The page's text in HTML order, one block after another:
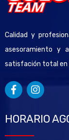
Calidad y
asesoramiento y
satisfación total en
HORARIO